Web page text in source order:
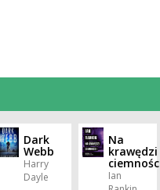
Dark
Webb
Harry
Dayle
Na
krawędzi
Ian